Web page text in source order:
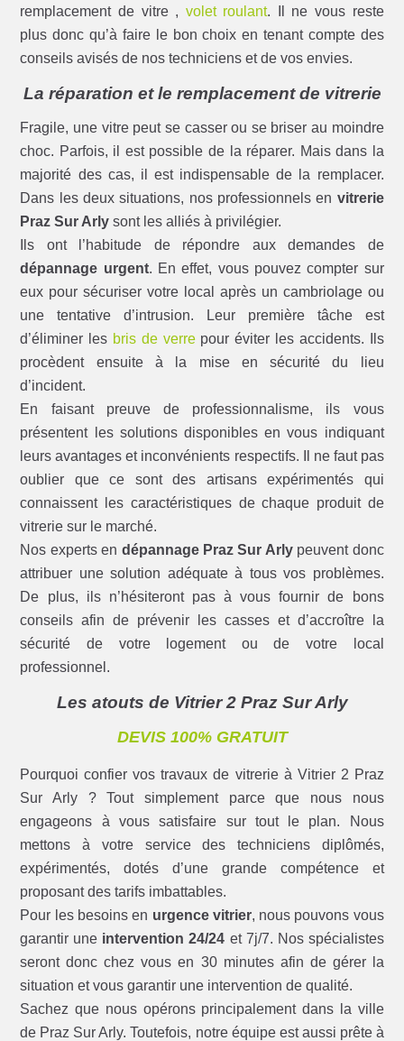
remplacement de vitre , volet roulant. Il ne vous reste
plus donc qu’à faire le bon choix en tenant compte des
conseils avisés de nos techniciens et de vos envies.
La réparation et le remplacement de vitrerie
Fragile, une vitre peut se casser ou se briser au moindre
choc. Parfois, il est possible de la réparer. Mais dans la
majorité des cas, il est indispensable de la remplacer.
Dans les deux situations, nos professionnels en vitrerie
Praz Sur Arly sont les alliés à privilégier.
Ils ont l’habitude de répondre aux demandes de
dépannage urgent. En effet, vous pouvez compter sur
eux pour sécuriser votre local après un cambriolage ou
une tentative d’intrusion. Leur première tâche est
d’éliminer les bris de verrepour éviter les accidents. Ils
procèdent ensuite à la mise en sécurité du lieu
d’incident.
En faisant preuve de professionnalisme, ils vous
présentent les solutions disponibles en vous indiquant
leurs avantages et inconvénients respectifs. Il ne faut pas
oublier que ce sont des artisans expérimentés qui
connaissent les caractéristiques de chaque produit de
vitrerie sur le marché.
Nos experts en dépannage Praz Sur Arlypeuvent donc
attribuer une solution adéquate à tous vos problèmes.
De plus, ils n’hésiteront pas à vous fournir de bons
conseils afin de prévenir les casses et d’accroître la
sécurité de votre logement ou de votre local
professionnel.
Les atouts de Vitrier 2 Praz Sur Arly
DEVIS 100% GRATUIT
Pourquoi confier vos travaux de vitrerie à Vitrier 2 Praz
Sur Arly ? Tout simplement parce que nous nous
engageons à vous satisfaire sur tout le plan. Nous
mettons à votre service des techniciens diplômés,
expérimentés, dotés d’une grande compétence et
proposant des tarifs imbattables.
Pour les besoins en urgence vitrier, nous pouvons vous
garantir une intervention 24/24 et 7j/7. Nos spécialistes
seront donc chez vous en 30 minutes afin de gérer la
situation et vous garantir une intervention de qualité.
Sachez que nous opérons principalement dans la ville
de Praz Sur Arly. Toutefois, notre équipe est aussi prête à